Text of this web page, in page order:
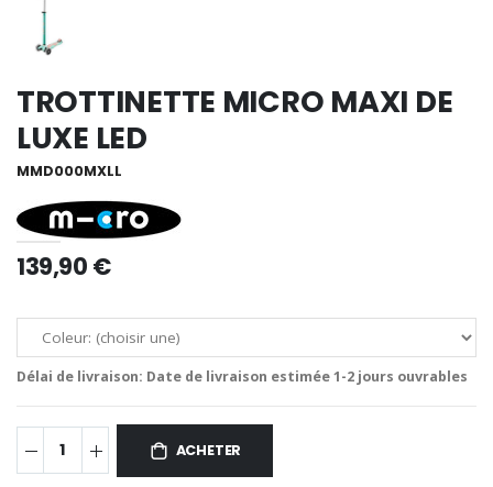
TROTTINETTE MICRO MAXI DE
LUXE LED
MMD000MXLL
139,90 €
Délai de livraison: Date de livraison estimée 1-2 jours ouvrables
ACHETER